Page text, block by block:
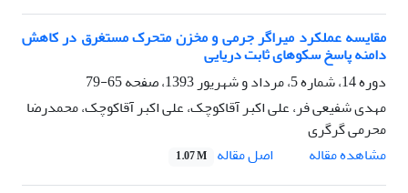
مقایسه عملکرد میراگر جرمی و مخزن متحرک مستغرق در کاهش
دامنه پاسخ سکوهای ثابت دریایی
دوره 14، شماره 5، مرداد و شهریور 1393، صفحه
65-79
مهدی شفیعی فر، علی اکبر آقاکوچک، علی اکبر آقاکوچک، محمدرضا
محرمی گرگری
مشاهده مقاله
اصل مقاله 1.07 M